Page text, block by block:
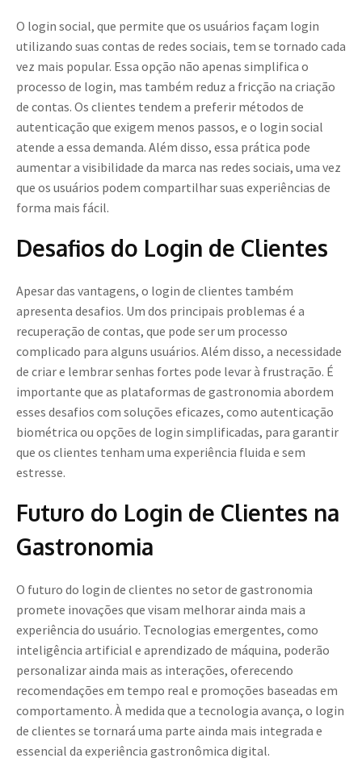
O login social, que permite que os usuários façam login
utilizando suas contas de redes sociais, tem se tornado cada
vez mais popular. Essa opção não apenas simplifica o
processo de login, mas também reduz a fricção na criação
de contas. Os clientes tendem a preferir métodos de
autenticação que exigem menos passos, e o login social
atende a essa demanda. Além disso, essa prática pode
aumentar a visibilidade da marca nas redes sociais, uma vez
que os usuários podem compartilhar suas experiências de
forma mais fácil.
Desafios do Login de Clientes
Apesar das vantagens, o login de clientes também
apresenta desafios. Um dos principais problemas é a
recuperação de contas, que pode ser um processo
complicado para alguns usuários. Além disso, a necessidade
de criar e lembrar senhas fortes pode levar à frustração. É
importante que as plataformas de gastronomia abordem
esses desafios com soluções eficazes, como autenticação
biométrica ou opções de login simplificadas, para garantir
que os clientes tenham uma experiência fluida e sem
estresse.
Futuro do Login de Clientes na
Gastronomia
O futuro do login de clientes no setor de gastronomia
promete inovações que visam melhorar ainda mais a
experiência do usuário. Tecnologias emergentes, como
inteligência artificial e aprendizado de máquina, poderão
personalizar ainda mais as interações, oferecendo
recomendações em tempo real e promoções baseadas em
comportamento. À medida que a tecnologia avança, o login
de clientes se tornará uma parte ainda mais integrada e
essencial da experiência gastronômica digital.